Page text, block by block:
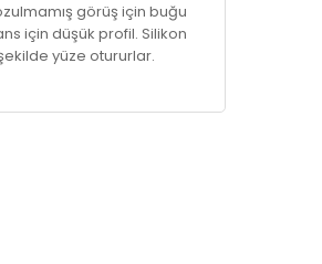
görüş için buğu
için düşük profil. Silikon
yüze otururlar.